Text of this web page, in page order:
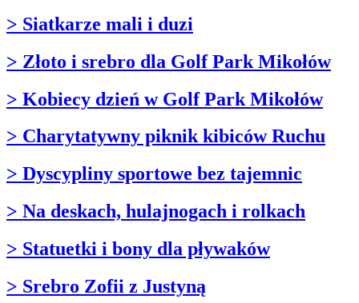
> Siatkarze mali i duzi
> Złoto i srebro dla Golf Park Mikołów
> Kobiecy dzień w Golf Park Mikołów
> Charytatywny piknik kibiców Ruchu
> Dyscypliny sportowe bez tajemnic
> Na deskach, hulajnogach i rolkach
> Statuetki i bony dla pływaków
> Srebro Zofii z Justyną